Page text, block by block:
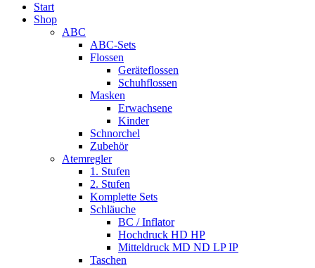
Start
Shop
ABC
ABC-Sets
Flossen
Geräteflossen
Schuhflossen
Masken
Erwachsene
Kinder
Schnorchel
Zubehör
Atemregler
1. Stufen
2. Stufen
Komplette Sets
Schläuche
BC / Inflator
Hochdruck HD HP
Mitteldruck MD ND LP IP
Taschen